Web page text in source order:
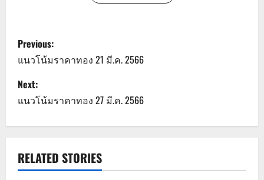
P
o
s
t
a
Previous:
แนวโน้มราคาทอง 21 มี.ค. 2566
Next:
แนวโน้มราคาทอง 27 มี.ค. 2566
RELATED STORIES